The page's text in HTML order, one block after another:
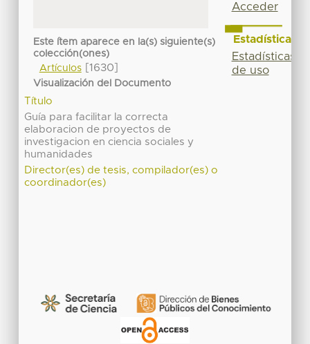
Este ítem aparece en la(s) siguiente(s)
colección(ones)
Artículos[1630]
Visualización del Documento
Título
Guía para facilitar la correcta
elaboracion de proyectos de
investigacion en ciencia sociales y
humanidades
Director(es) de tesis, compilador(es) o
coordinador(es)
Acceder
Estadísticas
Estadísticas
de uso